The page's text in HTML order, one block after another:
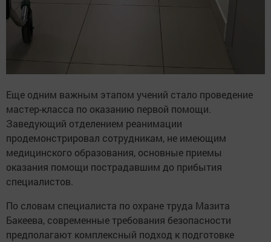
Еще одним важным этапом учений стало проведение
мастер-класса по оказанию первой помощи.
Заведующий отделением реанимации
продемонстрировал сотрудникам, не имеющим
медицинского образования, основные приемы
оказания помощи пострадавшим до прибытия
специалистов.
По словам специалиста по охране труда Мазита
Бакеева, современные требования безопасности
предполагают комплексный подход к подготовке